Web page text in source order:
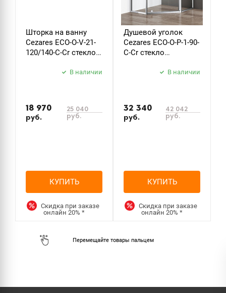
Шторка на ванну
Cezares ECO-O-V-21-
120/140-C-Cr стекло
В наличии
18 970
руб.
25 040
руб.
КУПИТЬ
Скидка при заказе
онлайн20%*
Душевой уголок
Cezares ECO-O-P-1-90-
C-Cr стекло
В наличии
32 340
руб.
42 042
руб.
КУПИТЬ
Скидка при заказе
онлайн20%*